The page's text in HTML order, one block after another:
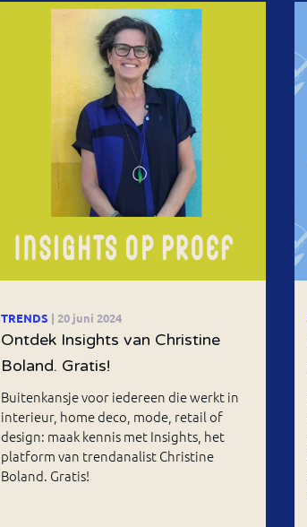
TRENDS | 20 juni 2024
Ontdek Insights van Christine
Boland. Gratis!
Buitenkansje voor iedereen die werkt in
interieur, home deco, mode, retail of
design: maak kennis met Insights, het
platform van trendanalist Christine
Boland. Gratis!